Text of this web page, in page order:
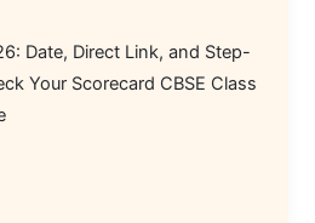
Date, Direct Link, and Step-
Your Scorecard CBSE Class